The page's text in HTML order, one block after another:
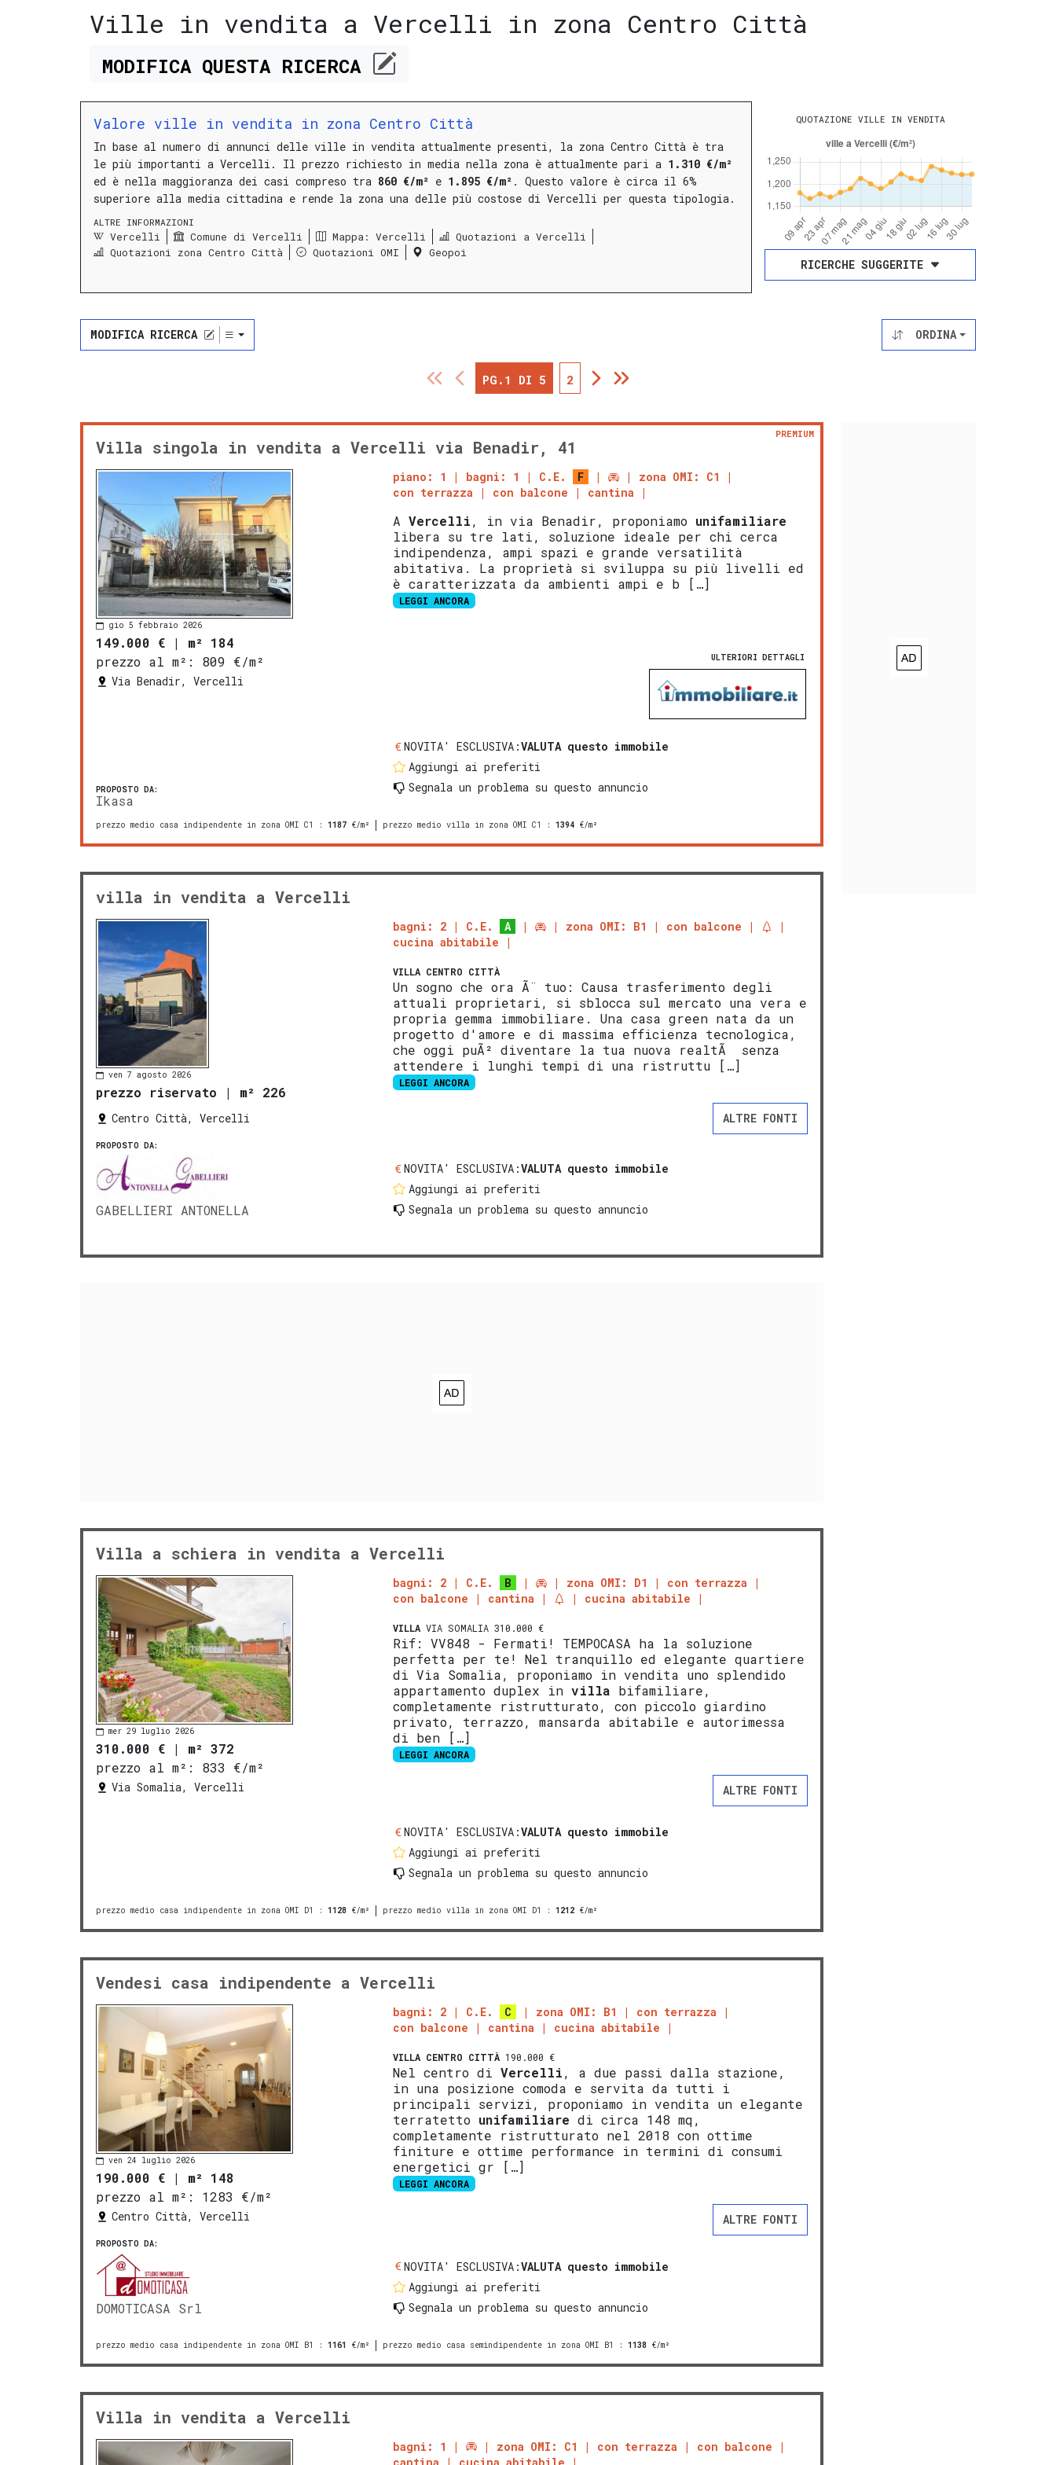
Ville in vendita a Vercelli in zona Centro Città
MODIFICA QUESTARICERCA
Valore ville in vendita in zona Centro Città
In base al numero di annunci delle ville in vendita attualmente presenti, la zona Centro Città è tra
le più importanti a Vercelli.
Il prezzo richiesto in media nella zona è attualmente pari a 1.310 €/m²
ed è nella maggioranza dei casi compreso tra 860 €/m² e 1.895 €/m² . Questo valore è circa il 6%
superiore alla media cittadina e rende la zona una delle più costose di Vercelli per questa tipologia.
ALTRE INFORMAZIONI
Vercelli Comune di Vercelli Mappa: Vercelli
Quotazioni a Vercelli
Quotazioni zona Centro Città
Quotazioni OMI Geopoi
QUOTAZIONE VILLE IN VENDITA
RICERCHE SUGGERITE
MODIFICA RICERCA ORDINA
PG.1 DI 5 2
Villa singola in vendita a Vercelli via Benadir, 41
PREMIUM
gio 5 febbraio 2026
149.000 € | m² 184
prezzo al m²:
809 €/m²
Via Benadir, Vercelli
PROPOSTO DA:
Ikasa
piano: 1 bagni: 1 C.E. F
zona OMI: C1
con terrazza
con balcone cantina
AVercelli, in via Benadir, proponiamo unifamiliare
libera su tre lati, soluzione ideale per chi cerca
indipendenza, ampi spazi e grande versatilità
abitativa. La proprietà si sviluppa su più livelli ed
è caratterizzata da ambienti ampi e b […]
LEGGI ANCORA
ULTERIORI DETTAGLI
NOVITA' ESCLUSIVA:VALUTA questo immobile
Aggiungi ai preferiti
Segnala un problema su questo annuncio
prezzo medio casa indipendente in zona OMI C1 : 1187 €/m² prezzo medio villa in zona OMI C1 : 1394 €/m²
villa in vendita a Vercelli
ven 7 agosto 2026
prezzo riservato | m² 226
Centro Città, Vercelli
PROPOSTO DA:
GABELLIERI ANTONELLA
bagni: 2 C.E. A zona OMI: B1
con balcone
cucina abitabile
VILLA CENTRO CITTÀ
Un sogno che ora Ã¨ tuo: Causa trasferimento degli
attuali proprietari, si sblocca sul mercato una vera e
propria gemma immobiliare. Una casa green nata da un
progetto d'amore e di massima efficienza tecnologica,
che oggi puÃ² diventare la tua nuova realtÃ senza
attendere i lunghi tempi di una ristruttu […]
LEGGI ANCORA
ALTRE FONTI
NOVITA' ESCLUSIVA:VALUTA questo immobile
Aggiungi ai preferiti
Segnala un problema su questo annuncio
Villa a schiera in vendita a Vercelli
mer 29 luglio 2026
310.000 € | m² 372
prezzo al m²:
833 €/m²
Via Somalia, Vercelli
bagni: 2 C.E. B zona OMI: D1
con terrazza
con balcone
cantina cucina abitabile
VILLA VIA SOMALIA 310.000 €
Rif: VV848 - Fermati! TEMPOCASA ha la soluzione
perfetta per te! Nel tranquillo ed elegante quartiere
di Via Somalia, proponiamo in vendita uno splendido
appartamento duplex invilla bifamiliare,
completamente ristrutturato, con piccolo giardino
privato, terrazzo, mansarda abitabile e autorimessa
di ben […]
LEGGI ANCORA
ALTRE FONTI
NOVITA' ESCLUSIVA:VALUTA questo immobile
Aggiungi ai preferiti
Segnala un problema su questo annuncio
prezzo medio casa indipendente in zona OMI D1 : 1128 €/m² prezzo medio villa in zona OMI D1 : 1212 €/m²
Vendesi casa indipendente a Vercelli
ven 24 luglio 2026
190.000 € | m² 148
prezzo al m²:
1283 €/m²
Centro Città, Vercelli
PROPOSTO DA:
DOMOTICASA Srl
bagni: 2 C.E. C zona OMI: B1
con terrazza
con balcone
cantina cucina abitabile
VILLA CENTRO CITTÀ 190.000 €
Nel centro diVercelli, a due passi dalla stazione,
in una posizione comoda e servita da tutti i
principali servizi, proponiamo in vendita un elegante
terratetto unifamiliare di circa 148 mq,
completamente ristrutturato nel 2018 con ottime
finiture e ottime performance in termini di consumi
energetici gr […]
LEGGI ANCORA
ALTRE FONTI
NOVITA' ESCLUSIVA:VALUTA questo immobile
Aggiungi ai preferiti
Segnala un problema su questo annuncio
prezzo medio casa indipendente in zona OMI B1 : 1161 €/m² prezzo medio casa semindipendente in zona OMI B1 : 1138 €/m²
Villa in vendita a Vercelli
bagni: 1 zona OMI: C1 con terrazza
con balcone